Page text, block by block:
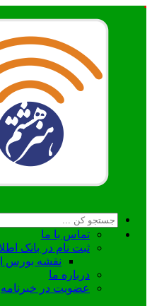
تماس با ما
ثبت نام در بانک
نقشه بورس
درباره ما
عضويت در خبرنامه